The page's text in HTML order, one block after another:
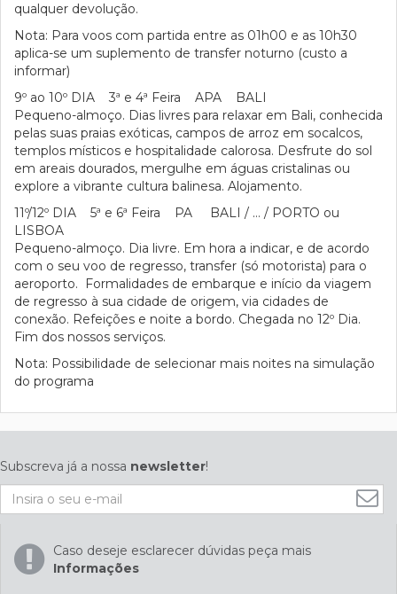
qualquer devolução.
Nota: Para voos com partida entre as 01h00 e as 10h30
aplica-se um suplemento de transfer noturno (custo a
informar)
9º ao 10º DIA 3ª e 4ª Feira APA BALI
Pequeno-almoço. Dias livres para relaxar em Bali, conhecida
pelas suas praias exóticas, campos de arroz em socalcos,
templos místicos e hospitalidade calorosa. Desfrute do sol
em areais dourados, mergulhe em águas cristalinas ou
explore a vibrante cultura balinesa. Alojamento.
11º/12º DIA 5ª e 6ª Feira PA BALI / … / PORTO ou
LISBOA
Pequeno-almoço. Dia livre. Em hora a indicar, e de acordo
com o seu voo de regresso, transfer (só motorista) para o
aeroporto. Formalidades de embarque e início da viagem
de regresso à sua cidade de origem, via cidades de
conexão. Refeições e noite a bordo. Chegada no 12º Dia.
Fim dos nossos serviços.
Nota: Possibilidade de selecionar mais noites na simulação
do programa
Subscreva já a nossa newsletter!
Caso deseje esclarecer dúvidas peça mais
Informações